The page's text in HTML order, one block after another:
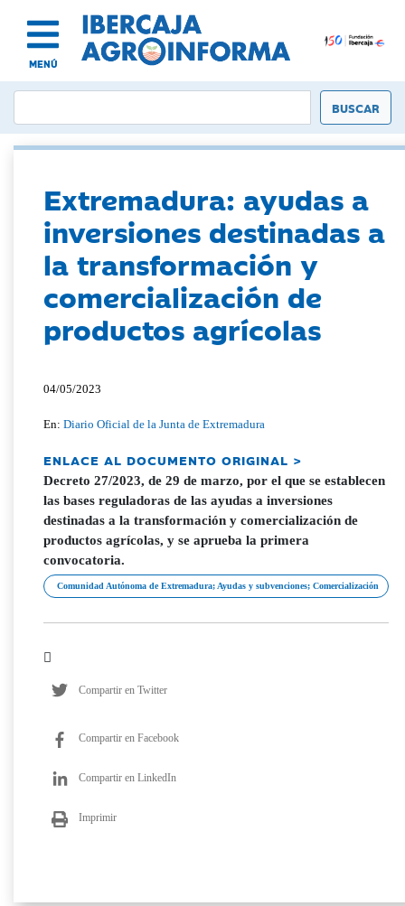
MENÚ
Extremadura: ayudas a
inversiones destinadas a
la transformación y
comercialización de
productos agrícolas
04/05/2023
En:Diario Oficial de la Junta de Extremadura
ENLACE AL DOCUMENTO ORIGINAL >
Decreto 27/2023, de 29 de marzo, por el que se establecen
las bases reguladoras de las ayudas a inversiones
destinadas a la transformación y comercialización de
productos agrícolas, y se aprueba la primera
convocatoria.
Comunidad Autónoma de Extremadura; Ayudas y subvenciones; Comercialización
Compartir en Twitter
Compartir en Facebook
Compartir en LinkedIn
Imprimir